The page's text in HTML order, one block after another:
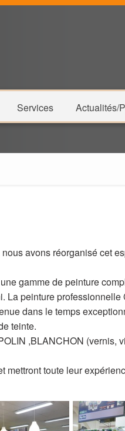
Services Actualités/
avons réorganisé cet
gamme de peinture
La peinture professionnelle
dans le temps
teinte.
,BLANCHON (vernis,
toute leur